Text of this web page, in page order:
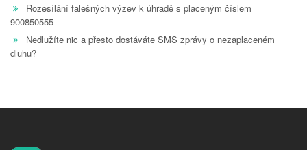
Rozesílání falešných výzev k úhradě s placeným číslem
900850555
Nedlužíte nic a přesto dostáváte SMS zprávy o nezaplaceném
dluhu?